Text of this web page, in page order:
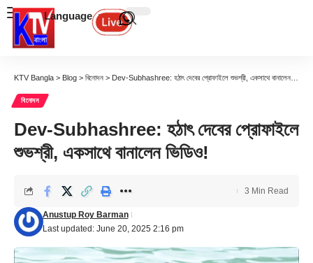
Language
KTV Bangla > Blog > বিনোদন > Dev-Subhashree: হঠাৎ দেবের প্রোফাইলে শুভশ্রী, একসাথে বানালেন ভিডিও!
বিনোদন
Dev-Subhashree: হঠাৎ দেবের প্রোফাইলে
শুভশ্রী, একসাথে বানালেন ভিডিও!
Last updated: June 20, 2025 2:16 pm
Anustup Roy Barman
3 Min Read